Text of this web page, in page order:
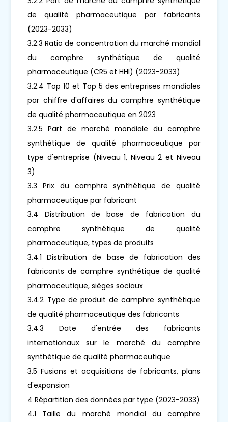
de qualité pharmaceutique par fabricants
(2023-2033)
3.2.3 Ratio de concentration du marché mondial
du camphre synthétique de qualité
pharmaceutique (CR5 et HHI) (2023-2033)
3.2.4 Top 10 et Top 5 des entreprises mondiales
par chiffre d'affaires du camphre synthétique
de qualité pharmaceutique en 2023
3.2.5 Part de marché mondiale du camphre
synthétique de qualité pharmaceutique par
type d'entreprise (Niveau 1, Niveau 2 et Niveau
3)
3.3 Prix du camphre synthétique de qualité
pharmaceutique par fabricant
3.4 Distribution de base de fabrication du
camphre synthétique de qualité
pharmaceutique, types de produits
3.4.1 Distribution de base de fabrication des
fabricants de camphre synthétique de qualité
pharmaceutique, sièges sociaux
3.4.2 Type de produit de camphre synthétique
de qualité pharmaceutique des fabricants
3.4.3 Date d'entrée des fabricants
internationaux sur le marché du camphre
synthétique de qualité pharmaceutique
3.5 Fusions et acquisitions de fabricants, plans
d'expansion
4 Répartition des données par type (2023-2033)
4.1 Taille du marché mondial du camphre